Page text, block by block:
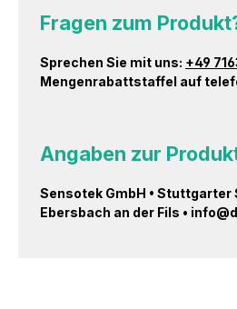
Fragen zum
Sprechen Sie mit uns: +49
Mengenrabattstaffel auf
Angaben zur
Sensotek GmbH • Stuttgarter
Ebersbach an der Fils •